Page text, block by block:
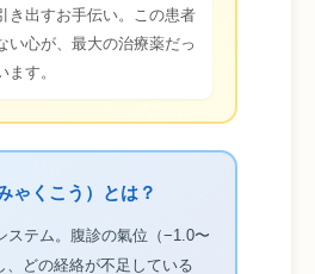
き出すお手伝い。この患者
い心が、最大の治療薬だっ
ます。
ゃくこう）とは？
ステム。腹診の氣位（−1.0〜
、どの経絡が不足している